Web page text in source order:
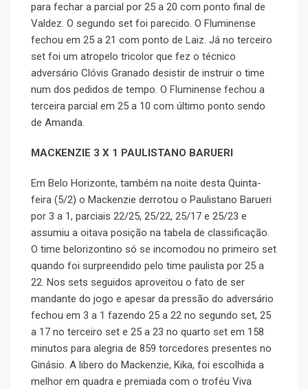
para fechar a parcial por 25 a 20 com ponto final de
Valdez. O segundo set foi parecido. O Fluminense
fechou em 25 a 21 com ponto de Laiz. Já no terceiro
set foi um atropelo tricolor que fez o técnico
adversário Clóvis Granado desistir de instruir o time
num dos pedidos de tempo. O Fluminense fechou a
terceira parcial em 25 a 10 com último ponto sendo
de Amanda.
MACKENZIE 3 X 1 PAULISTANO BARUERI
Em Belo Horizonte, também na noite desta Quinta-
feira (5/2) o Mackenzie derrotou o Paulistano Barueri
por 3 a 1, parciais 22/25, 25/22, 25/17 e 25/23 e
assumiu a oitava posição na tabela de classificação.
O time belorizontino só se incomodou no primeiro set
quando foi surpreendido pelo time paulista por 25 a
22. Nos sets seguidos aproveitou o fato de ser
mandante do jogo e apesar da pressão do adversário
fechou em 3 a 1 fazendo 25 a 22 no segundo set, 25
a 17 no terceiro set e 25 a 23 no quarto set em 158
minutos para alegria de 859 torcedores presentes no
Ginásio. A libero do Mackenzie, Kika, foi escolhida a
melhor em quadra e premiada com o troféu Viva